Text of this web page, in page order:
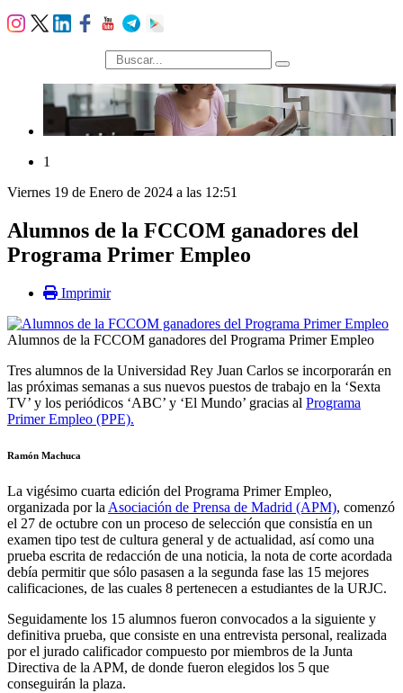
búsqueda
1
Viernes 19 de Enero de 2024 a las 12:51
Alumnos de la FCCOM ganadores del
Programa Primer Empleo
Imprimir
Alumnos de la FCCOM ganadores del Programa Primer Empleo
Tres alumnos de la Universidad Rey Juan Carlos se incorporarán en
las próximas semanas a sus nuevos puestos de trabajo en la ‘Sexta
TV’ y los periódicos ‘ABC’ y ‘El Mundo’ gracias al Programa
Primer Empleo (PPE).
Ramón Machuca
La vigésimo cuarta edición del Programa Primer Empleo,
organizada por la Asociación de Prensa de Madrid (APM), comenzó
el 27 de octubre con un proceso de selección que consistía en un
examen tipo test de cultura general y de actualidad, así como una
prueba escrita de redacción de una noticia, la nota de corte acordada
debía permitir que sólo pasasen a la segunda fase las 15 mejores
calificaciones, de las cuales 8 pertenecen a estudiantes de la URJC.
Seguidamente los 15 alumnos fueron convocados a la siguiente y
definitiva prueba, que consiste en una entrevista personal, realizada
por el jurado calificador compuesto por miembros de la Junta
Directiva de la APM, de donde fueron elegidos los 5 que
conseguirán la plaza.